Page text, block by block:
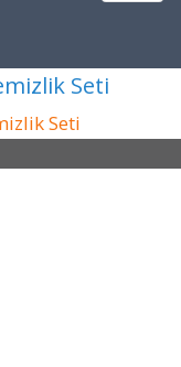
Seti
Seti